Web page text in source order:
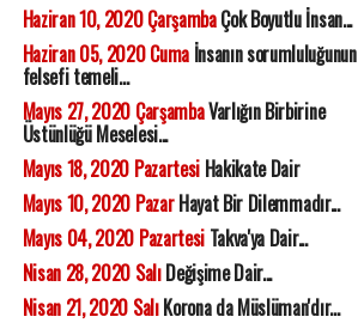
Haziran 10, 2020 ÇarşambaÇok Boyutlu İnsan...
Haziran 05, 2020 Cumaİnsanın sorumluluğunun
felsefi temeli...
Mayıs 27, 2020 ÇarşambaVarlığın Birbirine
Üstünlüğü Meselesi...
Mayıs 18, 2020 PazartesiHakikate Dair
Mayıs 10, 2020 PazarHayat Bir Dilemmadır...
Mayıs 04, 2020 PazartesiTakva'ya Dair...
Nisan 28, 2020 SalıDeğişime Dair...
Nisan 21, 2020 SalıKorona da Müslüman'dır...